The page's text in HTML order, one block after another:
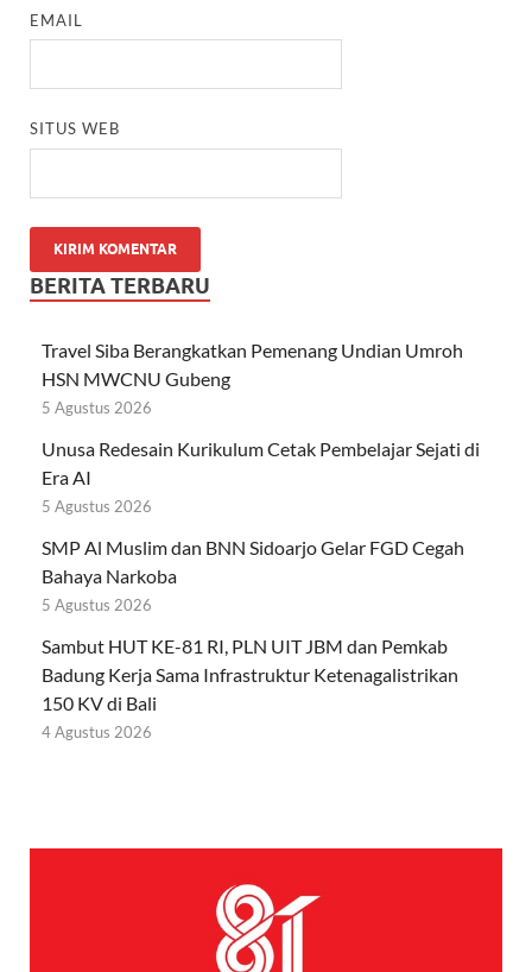
EMAIL
SITUS WEB
BERITA TERBARU
Travel Siba Berangkatkan Pemenang Undian Umroh
HSN MWCNU Gubeng
5 Agustus 2026
Unusa Redesain Kurikulum Cetak Pembelajar Sejati di
Era AI
5 Agustus 2026
SMP Al Muslim dan BNN Sidoarjo Gelar FGD Cegah
Bahaya Narkoba
5 Agustus 2026
Sambut HUT KE-81 RI, PLN UIT JBM dan Pemkab
Badung Kerja Sama Infrastruktur Ketenagalistrikan
150 KV di Bali
4 Agustus 2026